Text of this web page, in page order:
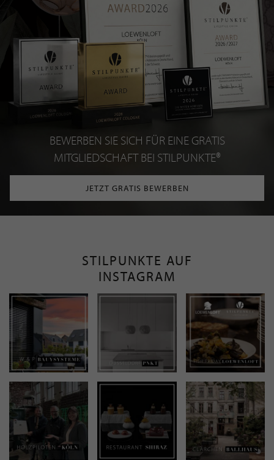
BEWERBEN SIE SICH FÜR EINE GRATIS
MITGLIEDSCHAFT BEI STILPUNKTE®
JETZT GRATIS BEWERBEN
STILPUNKTE AUF
INSTAGRAM